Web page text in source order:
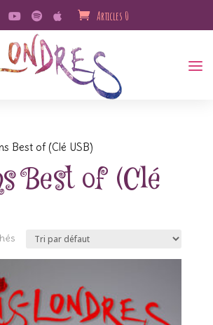
Articles 0
Best of (Clé USB)
Best of (Clé